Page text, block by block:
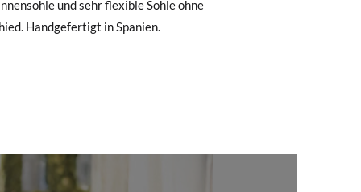
Handgefertigt in Spanien.